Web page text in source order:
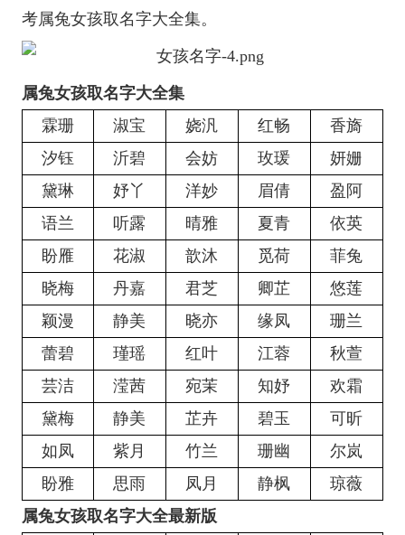
考属兔女孩取名字大全集。
属兔女孩取名字大全集
霖珊
淑宝 娆汎 红畅
香旖
汐钰
沂碧 会妨 玫瑗
妍姗
黛琳
妤丫 洋妙 眉倩
盈阿
语兰
听露 晴雅 夏青
依英
盼雁
花淑 歆沐 觅荷
菲兔
晓梅
丹嘉 君芝 卿芷
悠莲
颖漫
静美 晓亦 缘凤
珊兰
蕾碧
瑾瑶 红叶 江蓉
秋萱
芸洁
滢茜 宛茉 知妤
欢霜
黛梅
静美 芷卉 碧玉
可昕
如凤
紫月 竹兰 珊幽
尔岚
盼雅
思雨 凤月 静枫
琼薇
属兔女孩取名字大全最新版